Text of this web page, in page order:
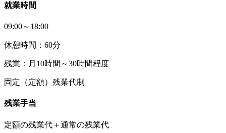
就業時間
09:00～18:00
休憩時間：60分
残業：月10時間～30時間程度
固定（定額）残業代制
残業手当
定額の残業代＋通常の残業代